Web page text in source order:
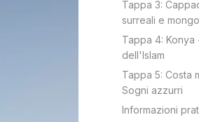
Tappa 3:
surreali e
Tappa 4: Konya
dell'Islam
Tappa 5: Costa
Sogni azzurri
Informazioni